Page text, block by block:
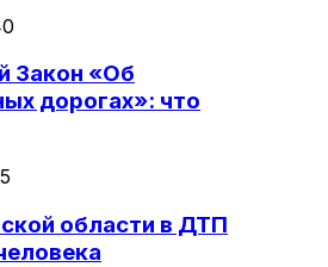
Закон «Об
дорогах»: что
области в ДТП